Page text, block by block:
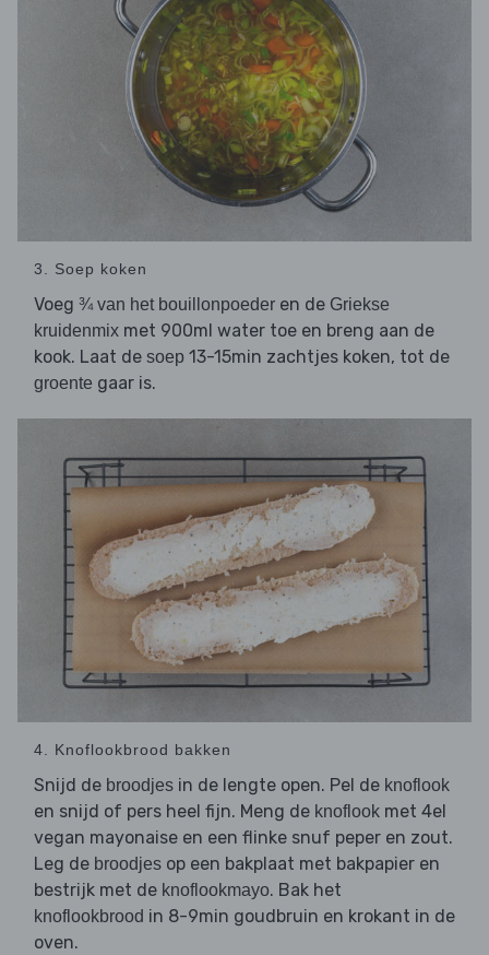
3. Soep koken
Voeg ¾ van het bouillonpoeder en de Griekse
kruidenmix met 900ml water toe en breng aan de
kook. Laat de soep 13-15min zachtjes koken, tot de
groente gaar is.
4. Knoflookbrood bakken
Snijd de broodjes in de lengte open. Pel de knoflook
en snijd of pers heel fijn. Meng de knoflook met 4el
vegan mayonaise en een flinke snuf peper en zout.
Leg de broodjes op een bakplaat met bakpapier en
bestrijk met de knoflookmayo. Bak het
knoflookbrood in 8-9min goudbruin en krokant in de
oven.